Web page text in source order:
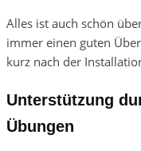
Alles ist auch schön
immer einen guten
kurz nach der
Unterstützung
Übungen